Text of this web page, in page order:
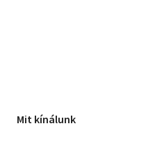
Mit kínálunk